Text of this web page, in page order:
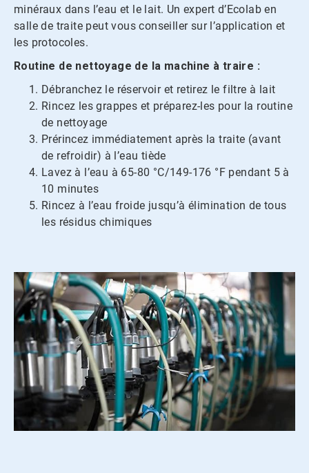
minéraux dans l’eau et le lait. Un expert d’Ecolab en
salle de traite peut vous conseiller sur l’application et
les protocoles.
Routine de nettoyage de la machine à traire :
Débranchez le réservoir et retirez le filtre à lait
Rincez les grappes et préparez-les pour la routine
de nettoyage
Prérincez immédiatement après la traite (avant
de refroidir) à l’eau tiède
Lavez à l’eau à 65-80 °C/149-176 °F pendant 5 à
10 minutes
Rincez à l’eau froide jusqu’à élimination de tous
les résidus chimiques